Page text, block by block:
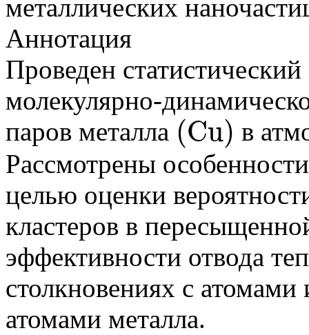
металлических
Аннотация
Проведен статистический
молекулярно-
паров металла (Cu)
(C u)
в
Рассмотрены
целью оценки
кластеров в
эффективности отвода
столкновениях с атомами
атомами металла.